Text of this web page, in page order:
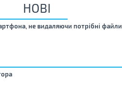
НОВІ
не видаляючи потрібні файли